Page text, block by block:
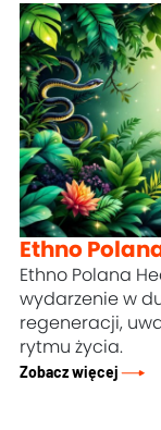
Ethno
Ethno Polana
wydarzenie w
regeneracji,
rytmu życia.
Zobacz więcej